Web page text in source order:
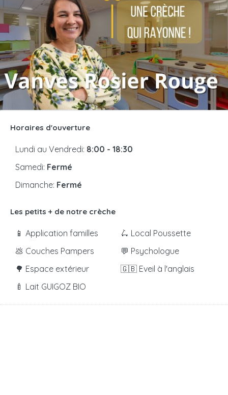
Horaires d'ouverture
Lundi au Vendredi: 8:00 - 18:30
Samedi: Fermé
Dimanche: Fermé
Les petits + de notre crèche
📱 Application familles
💩 Couches Pampers
🌳 Espace extérieur
🍼 Lait GUIGOZ BIO
🛴 Local Poussette
💬 Psychologue
🇬🇧 Eveil à l'anglais